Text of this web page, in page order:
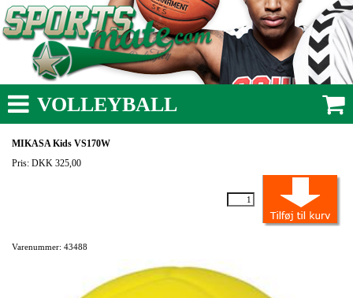
VOLLEYBALL
MIKASA Kids VS170W
Pris: DKK 325,00
Varenummer: 43488